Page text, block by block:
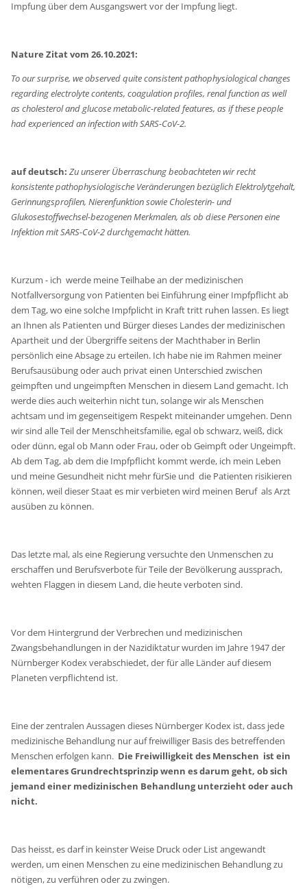
Impfung über dem Ausgangswert vor der Impfung liegt.
Nature Zitat vom 26.10.2021:
To our surprise, we observed quite consistent pathophysiological changes
regarding electrolyte contents, coagulation profiles, renal function as well
as cholesterol and glucose metabolic-related features, as if these people
had experienced an infection with SARS-CoV-2.
auf deutsch:Zu unserer Überraschung beobachteten wir recht
konsistente pathophysiologische Veränderungen bezüglich Elektrolytgehalt,
Gerinnungsprofilen, Nierenfunktion sowie Cholesterin- und
Glukosestoffwechsel-bezogenen Merkmalen, als ob diese Personen eine
Infektion mit SARS-CoV-2 durchgemacht hätten.
Kurzum - ich werde meine Teilhabe an der medizinischen
Notfallversorgung von Patienten bei Einführung einer Impfpflicht ab
dem Tag, wo eine solche Impfplicht in Kraft tritt ruhen lassen. Es liegt
an Ihnen als Patienten und Bürger dieses Landes der medizinischen
Apartheit und der Übergriffe seitens der Machthaber in Berlin
persönlich eine Absage zu erteilen. Ich habe nie im Rahmen meiner
Berufsausübung oder auch privat einen Unterschied zwischen
geimpften und ungeimpften Menschen in diesem Land gemacht. Ich
werde dies auch weiterhin nicht tun, solange wir als Menschen
achtsam und im gegenseitigem Respekt miteinander umgehen. Denn
wir sind alle Teil der Menschheitsfamilie, egal ob schwarz, weiß, dick
oder dünn, egal ob Mann oder Frau, oder ob Geimpft oder Ungeimpft.
Ab dem Tag, ab dem die Impfpflicht kommt werde, ich mein Leben
und meine Gesundheit nicht mehr fürSie und die Patienten risikieren
können, weil dieser Staat es mir verbieten wird meinen Beruf als Arzt
ausüben zu können.
Das letzte mal, als eine Regierung versuchte den Unmenschen zu
erschaffen und Berufsverbote für Teile der Bevölkerung aussprach,
wehten Flaggen in diesem Land, die heute verboten sind.
Vor dem Hintergrund der Verbrechen und medizinischen
Zwangsbehandlungen in der Nazidiktatur wurden im Jahre 1947 der
Nürnberger Kodex verabschiedet, der für alle Länder auf diesem
Planeten verpflichtend ist.
Eine der zentralen Aussagen dieses Nürnberger Kodex ist, dass jede
medizinische Behandlung nur auf freiwilliger Basis des betreffenden
Menschen erfolgen kann. Die Freiwilligkeit des Menschen ist ein
elementares Grundrechtsprinzip wenn es darum geht, ob sich
jemand einer medizinischen Behandlung unterzieht oder auch
nicht.
Das heisst, es darf in keinster Weise Druck oder List angewandt
werden, um einen Menschen zu eine medizinischen Behandlung zu
nötigen, zu verführen oder zu zwingen.